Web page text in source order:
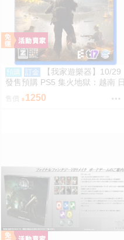
預購 訂金
【我家遊樂器】10/29
發售預購 PS5 集火地獄：越南 日
售價 1250